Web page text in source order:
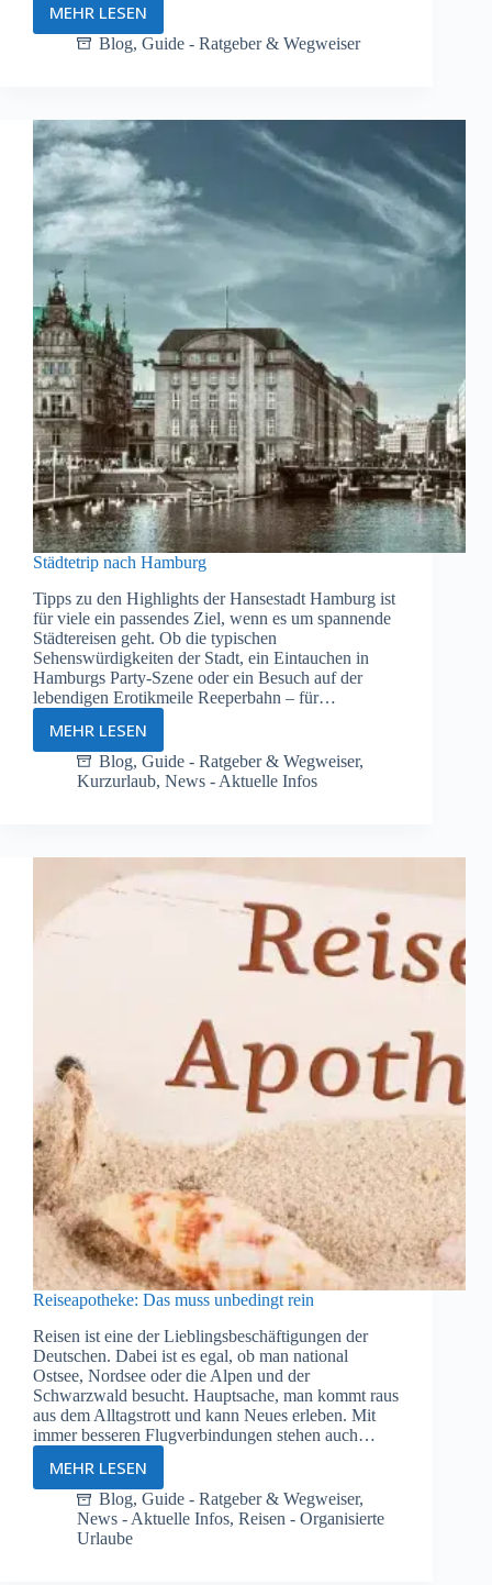
MEHR LESEN
Erlebnisse
in
Blog, Guide - Ratgeber & Wegweiser
Städtetrip nach Hamburg
Tipps zu den Highlights der Hansestadt Hamburg ist
für viele ein passendes Ziel, wenn es um spannende
Städtereisen geht. Ob die typischen
Sehenswürdigkeiten der Stadt, ein Eintauchen in
Hamburgs Party-Szene oder ein Besuch auf der
lebendigen Erotikmeile Reeperbahn – für…
MEHR LESEN
Städtetrip
nach
Hamburg
Blog, Guide - Ratgeber & Wegweiser,
Kurzurlaub, News - Aktuelle Infos
Reiseapotheke: Das muss unbedingt rein
Reisen ist eine der Lieblingsbeschäftigungen der
Deutschen. Dabei ist es egal, ob man national
Ostsee, Nordsee oder die Alpen und der
Schwarzwald besucht. Hauptsache, man kommt raus
aus dem Alltagstrott und kann Neues erleben. Mit
immer besseren Flugverbindungen stehen auch…
MEHR LESENReiseapotheke:
Das
muss
unbedingt
Blog, Guide - Ratgeber & Wegweiser,
News - Aktuelle Infos, Reisen - Organisierte
Urlaube